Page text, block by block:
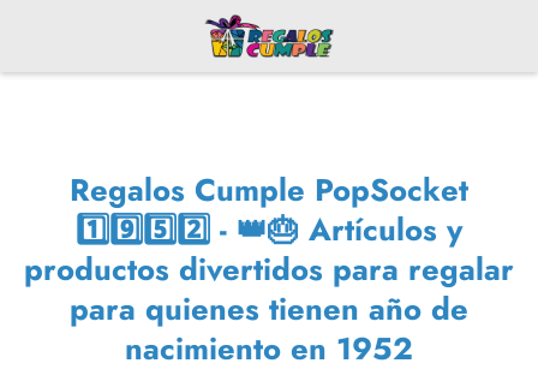
Regalos Cumple PopSocket
1️⃣9️⃣5️⃣2️⃣ - 👑🎂 Artículos y
productos divertidos para regalar
para quienes tienen año de
nacimiento en 1952